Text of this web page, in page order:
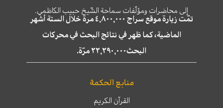
إلى محاضرات ومؤلّفات سماحة الشّيخ حبيب الكاظمي.
تمّت زيارة موقع سراج ٤,٨٠٠,٠٠٠ مرة خلال الستة أشهر
الماضية، كما ظهر في نتائج البحث في محركات
البحث٢٢,٢٩٠,٠٠٠ مرّة.
منابع الحكمة
القرآن الكريم